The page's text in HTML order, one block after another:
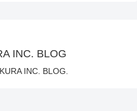
INC. BLOG
INC. BLOG.